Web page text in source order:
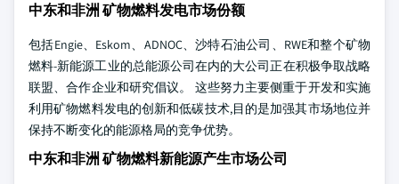
中东和非洲 矿物燃料发电市场份额
包括Engie、Eskom、ADNOC、沙特石油公司、RWE和整个矿物
燃料-新能源工业的总能源公司在内的大公司正在积极争取战略
联盟、合作企业和研究倡议。 这些努力主要侧重于开发和实施
利用矿物燃料发电的创新和低碳技术,目的是加强其市场地位并
保持不断变化的能源格局的竞争优势。
中东和非洲 矿物燃料新能源产生市场公司